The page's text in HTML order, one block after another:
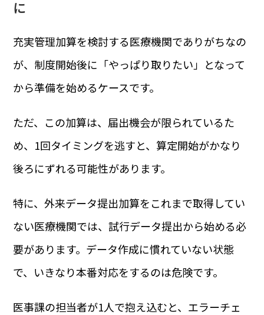
に
充実管理加算を検討する医療機関でありがちなの
が、制度開始後に「やっぱり取りたい」となって
から準備を始めるケースです。
ただ、この加算は、届出機会が限られているた
め、1回タイミングを逃すと、算定開始がかなり
後ろにずれる可能性があります。
特に、外来データ提出加算をこれまで取得してい
ない医療機関では、試行データ提出から始める必
要があります。データ作成に慣れていない状態
で、いきなり本番対応をするのは危険です。
医事課の担当者が1人で抱え込むと、エラーチェ